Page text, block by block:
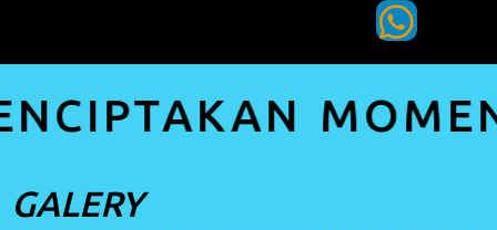
MOMENT
GALERY